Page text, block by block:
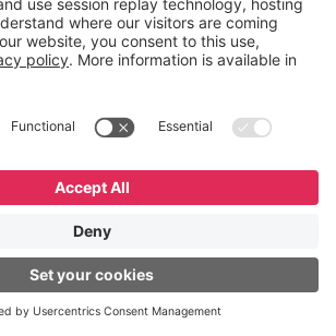
Ribeiro
360°, que permite
reversa. Podemos
analisar, recondicionar e
equipamentos à cadeia,